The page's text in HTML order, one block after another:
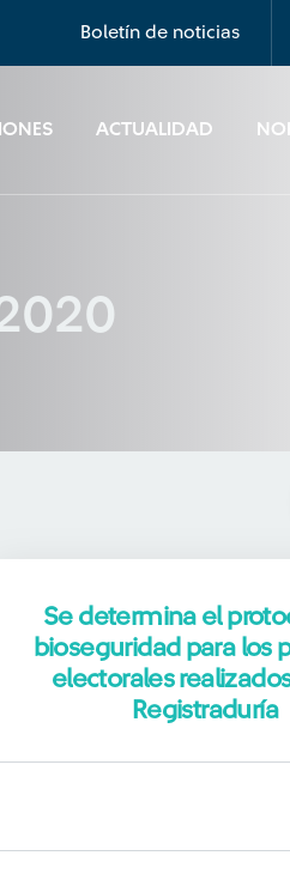
Boletín de noticias
ACTUALIDAD
Se determina el
bioseguridad para los
electorales
Registraduría